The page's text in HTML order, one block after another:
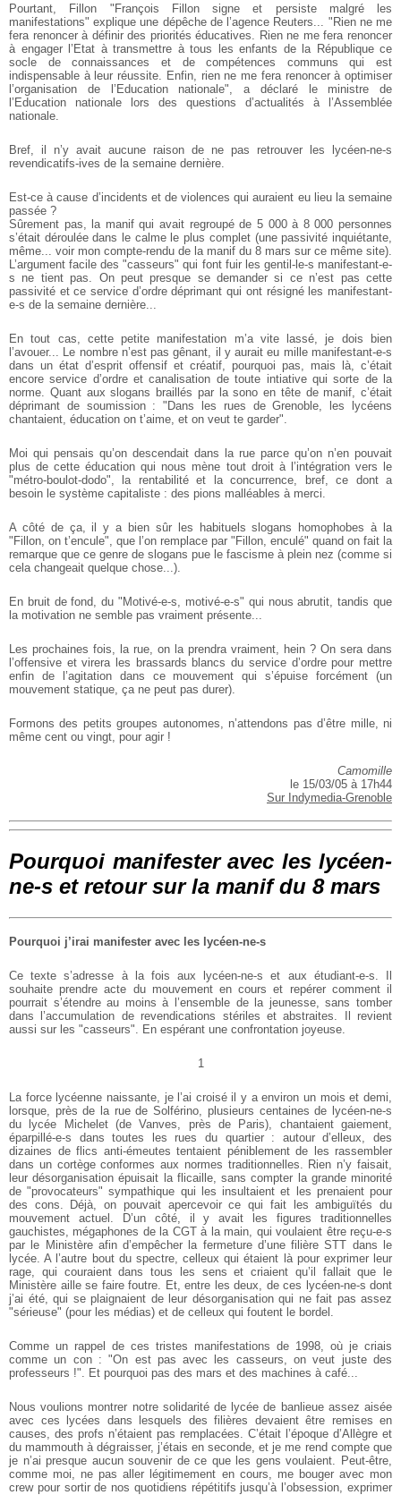
Pourtant, Fillon "François Fillon signe et persiste malgré les
manifestations" explique une dépêche de l’agence Reuters... "Rien ne me
fera renoncer à définir des priorités éducatives. Rien ne me fera renoncer
à engager l’Etat à transmettre à tous les enfants de la République ce
socle de connaissances et de compétences communs qui est
indispensable à leur réussite. Enfin, rien ne me fera renoncer à optimiser
l’organisation de l’Education nationale", a déclaré le ministre de
l’Education nationale lors des questions d’actualités à l’Assemblée
nationale.
Bref, il n’y avait aucune raison de ne pas retrouver les lycéen-ne-s
revendicatifs-ives de la semaine dernière.
Est-ce à cause d’incidents et de violences qui auraient eu lieu la semaine
passée ?
Sûrement pas, la manif qui avait regroupé de 5 000 à 8 000 personnes
s’était déroulée dans le calme le plus complet (une passivité inquiétante,
même... voir mon compte-rendu de la manif du 8 mars sur ce même site).
L’argument facile des "casseurs" qui font fuir les gentil-le-s manifestant-e-
s ne tient pas. On peut presque se demander si ce n’est pas cette
passivité et ce service d’ordre déprimant qui ont résigné les manifestant-
e-s de la semaine dernière...
En tout cas, cette petite manifestation m’a vite lassé, je dois bien
l’avouer... Le nombre n’est pas gênant, il y aurait eu mille manifestant-e-s
dans un état d’esprit offensif et créatif, pourquoi pas, mais là, c’était
encore service d’ordre et canalisation de toute intiative qui sorte de la
norme. Quant aux slogans braillés par la sono en tête de manif, c’était
déprimant de soumission : "Dans les rues de Grenoble, les lycéens
chantaient, éducation on t’aime, et on veut te garder".
Moi qui pensais qu’on descendait dans la rue parce qu’on n’en pouvait
plus de cette éducation qui nous mène tout droit à l’intégration vers le
"métro-boulot-dodo", la rentabilité et la concurrence, bref, ce dont a
besoin le système capitaliste : des pions malléables à merci.
A côté de ça, il y a bien sûr les habituels slogans homophobes à la
"Fillon, on t’encule", que l’on remplace par "Fillon, enculé" quand on fait la
remarque que ce genre de slogans pue le fascisme à plein nez (comme si
cela changeait quelque chose...).
En bruit de fond, du "Motivé-e-s, motivé-e-s" qui nous abrutit, tandis que
la motivation ne semble pas vraiment présente...
Les prochaines fois, la rue, on la prendra vraiment, hein ? On sera dans
l’offensive et virera les brassards blancs du service d’ordre pour mettre
enfin de l’agitation dans ce mouvement qui s’épuise forcément (un
mouvement statique, ça ne peut pas durer).
Formons des petits groupes autonomes, n’attendons pas d’être mille, ni
même cent ou vingt, pour agir !
Camomille
le 15/03/05 à 17h44
Sur Indymedia-Grenoble
Pourquoi manifester avec les lycéen-
ne-s et retour sur la manif du 8 mars
Pourquoi j’irai manifester avec les lycéen-ne-s
Ce texte s’adresse à la fois aux lycéen-ne-s et aux étudiant-e-s. Il
souhaite prendre acte du mouvement en cours et repérer comment il
pourrait s’étendre au moins à l’ensemble de la jeunesse, sans tomber
dans l’accumulation de revendications stériles et abstraites. Il revient
aussi sur les "casseurs". En espérant une confrontation joyeuse.
1
La force lycéenne naissante, je l’ai croisé il y a environ un mois et demi,
lorsque, près de la rue de Solférino, plusieurs centaines de lycéen-ne-s
du lycée Michelet (de Vanves, près de Paris), chantaient gaiement,
éparpillé-e-s dans toutes les rues du quartier : autour d’elleux, des
dizaines de flics anti-émeutes tentaient péniblement de les rassembler
dans un cortège conformes aux normes traditionnelles. Rien n’y faisait,
leur désorganisation épuisait la flicaille, sans compter la grande minorité
de "provocateurs" sympathique qui les insultaient et les prenaient pour
des cons. Déjà, on pouvait apercevoir ce qui fait les ambiguïtés du
mouvement actuel. D’un côté, il y avait les figures traditionnelles
gauchistes, mégaphones de la CGT à la main, qui voulaient être reçu-e-s
par le Ministère afin d’empêcher la fermeture d’une filière STT dans le
lycée. A l’autre bout du spectre, celleux qui étaient là pour exprimer leur
rage, qui couraient dans tous les sens et criaient qu’il fallait que le
Ministère aille se faire foutre. Et, entre les deux, de ces lycéen-ne-s dont
j’ai été, qui se plaignaient de leur désorganisation qui ne fait pas assez
"sérieuse" (pour les médias) et de celleux qui foutent le bordel.
Comme un rappel de ces tristes manifestations de 1998, où je criais
comme un con : "On est pas avec les casseurs, on veut juste des
professeurs !". Et pourquoi pas des mars et des machines à café...
Nous voulions montrer notre solidarité de lycée de banlieue assez aisée
avec ces lycées dans lesquels des filières devaient être remises en
causes, des profs n’étaient pas remplacées. C’était l’époque d’Allègre et
du mammouth à dégraisser, j’étais en seconde, et je me rend compte que
je n’ai presque aucun souvenir de ce que les gens voulaient. Peut-être,
comme moi, ne pas aller légitimement en cours, me bouger avec mon
crew pour sortir de nos quotidiens répétitifs jusqu’à l’obsession, exprimer